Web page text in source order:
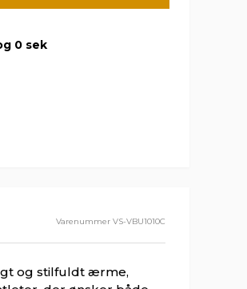
59 sek
Varenummer VS-VBU1010C
og stilfuldt ærme,